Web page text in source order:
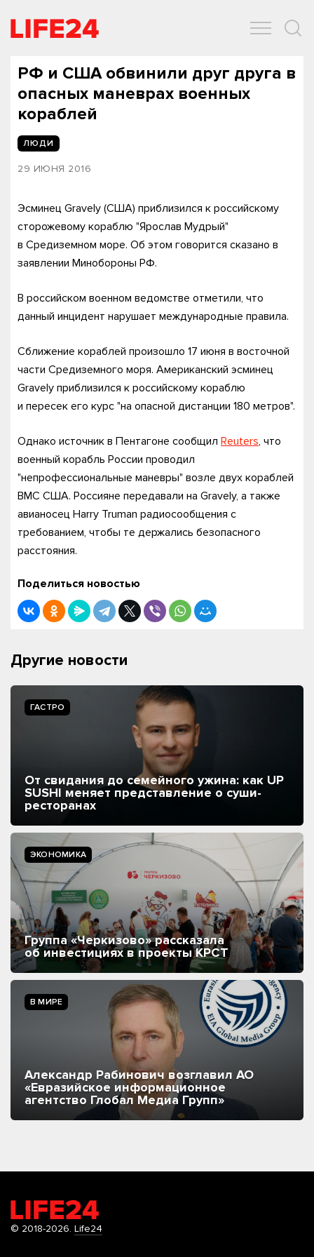
РФ и США обвинили друг друга в
опасных маневрах военных
кораблей
ЛЮДИ
29 ИЮНЯ 2016
Эсминец Gravely (США) приблизился к российскому
сторожевому кораблю "Ярослав Мудрый"
в Средиземном море. Об этом говорится сказано в
заявлении Минобороны РФ.
В российском военном ведомстве отметили, что
данный инцидент нарушает международные правила.
Сближение кораблей произошло 17 июня в восточной
части Средиземного моря. Американский эсминец
Gravely приблизился к российскому кораблю
и пересек его курс "на опасной дистанции 180 метров".
Однако источник в Пентагоне сообщил Reuters, что
военный корабль России проводил
"непрофессиональные маневры" возле двух кораблей
ВМС США. Россияне передавали на Gravely, а также
авианосец Harry Truman радиосообщения с
требованием, чтобы те держались безопасного
расстояния.
Поделиться новостью
Другие новости
ГАСТРО
От свидания до семейного ужина: как UP
SUSHI меняет представление о суши-
ресторанах
ЭКОНОМИКА
Группа «Черкизово» рассказала
об инвестициях в проекты КРСТ
В МИРЕ
Александр Рабинович возглавил АО
«Евразийское информационное
агентство Глобал Медиа Групп»
© 2018-2026. Life24